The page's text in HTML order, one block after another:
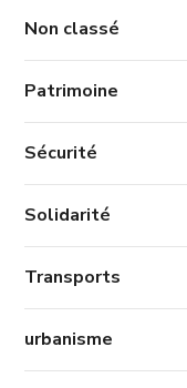
Non classé
Patrimoine
Sécurité
Solidarité
Transports
urbanisme